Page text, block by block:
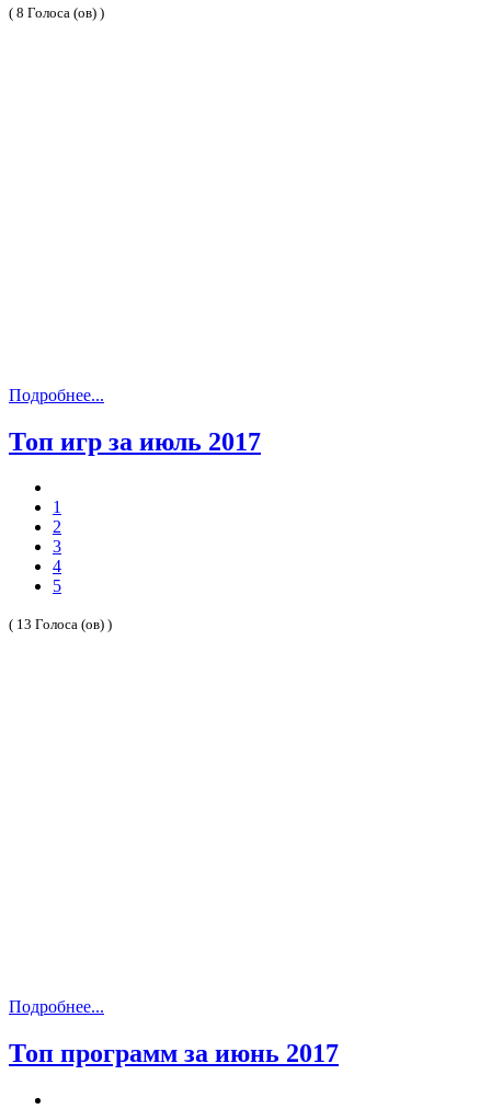
( 8 Голоса (ов) )
Подробнее...
Топ игр за июль 2017
1
2
3
4
5
( 13 Голоса (ов) )
Подробнее...
Топ программ за июнь 2017